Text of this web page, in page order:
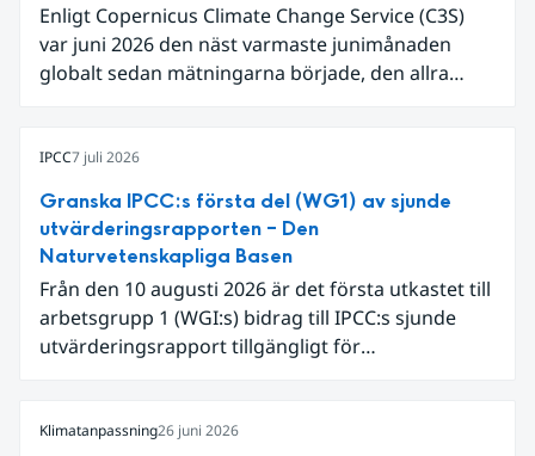
Enligt Copernicus Climate Change Service (C3S)
var juni 2026 den näst varmaste junimånaden
globalt sedan mätningarna började, den allra
begränsar oss till Västeuropa var det den allra
varmaste juni. Detta betingades till stor del av en
extrem hetta i slutet av månaden. Världshavens
ytvattentemperaturer var den högsta som
uppmätts för en juni månad, vilket ligger i fas med
en framväxande El Niño i Stilla havet.
IPCC7 juli 2026
Granska IPCC:s första del (WG1) av sjunde
utvärderingsrapporten – Den
Naturvetenskapliga Basen
Från den 10 augusti 2026 är det första utkastet till
arbetsgrupp 1 (WGI:s) bidrag till IPCC:s sjunde
utvärderingsrapport tillgängligt för
Klimatanpassning26 juni 2026